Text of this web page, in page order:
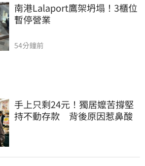
南港Lalaport鷹架坍塌！3櫃位
暫停營業
54分鐘前
手上只剩24元！獨居嬤苦撐堅
持不動存款 背後原因惹鼻酸